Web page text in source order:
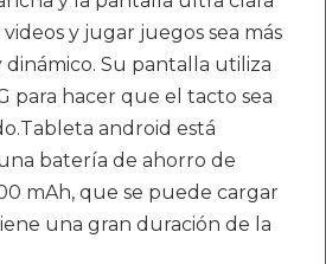
y jugar juegos sea más
Su pantalla utiliza
para hacer que el tacto sea
android está
batería de ahorro de
mAh, que se puede cargar
una gran duración de la